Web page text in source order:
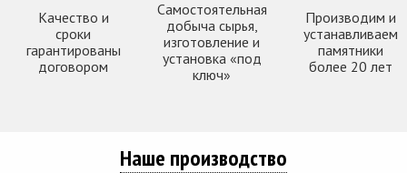
Качество и
сроки
гарантированы
договором
Самостоятельная
добыча сырья,
изготовление и
установка «под
ключ»
Производим и
устанавливаем
памятники
более 20 лет
Наше производство